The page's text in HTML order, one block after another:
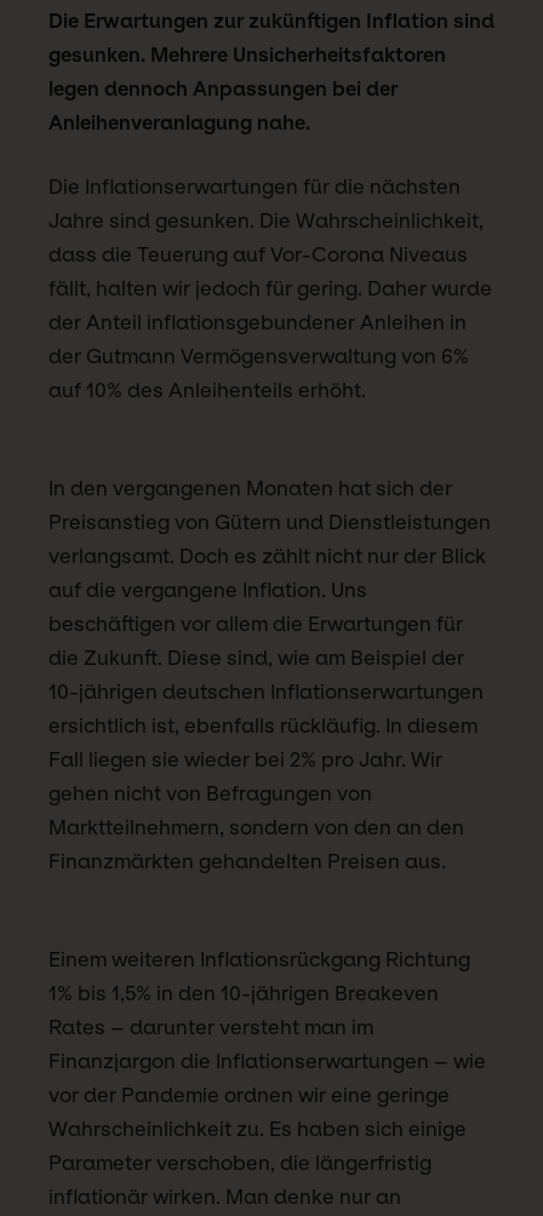
Die Erwartungen zur zukünftigen Inflation sind
gesunken. Mehrere Unsicherheitsfaktoren
legen dennoch Anpassungen bei der
Anleihenveranlagung nahe.
Die Inflationserwartungen für die nächsten
Jahre sind gesunken. Die Wahrscheinlichkeit,
dass die Teuerung auf Vor-Corona Niveaus
fällt, halten wir jedoch für gering. Daher wurde
der Anteil inflationsgebundener Anleihen in
der Gutmann Vermögensverwaltung von 6%
auf 10% des Anleihenteils erhöht.
In den vergangenen Monaten hat sich der
Preisanstieg von Gütern und Dienstleistungen
verlangsamt. Doch es zählt nicht nur der Blick
auf die vergangene Inflation. Uns
beschäftigen vor allem die Erwartungen für
die Zukunft. Diese sind, wie am Beispiel der
10-jährigen deutschen Inflationserwartungen
ersichtlich ist, ebenfalls rückläufig. In diesem
Fall liegen sie wieder bei 2% pro Jahr. Wir
gehen nicht von Befragungen von
Marktteilnehmern, sondern von den an den
Finanzmärkten gehandelten Preisen aus.
Einem weiteren Inflationsrückgang Richtung
1% bis 1,5% in den 10-jährigen Breakeven
Rates – darunter versteht man im
Finanzjargon die Inflationserwartungen – wie
vor der Pandemie ordnen wir eine geringe
Wahrscheinlichkeit zu. Es haben sich einige
Parameter verschoben, die längerfristig
inflationär wirken. Man denke nur an